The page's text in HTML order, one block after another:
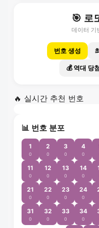
🎯 로
데이터 기
번호 생성
💰 역대 당
🔥 실시간 추천 번호
📊 번호 분포
1
0
2
0
3
0
4
0
11
0
12
0
13
0
14
0
21
0
22
0
23
0
24
0
31
0
32
0
33
0
34
0